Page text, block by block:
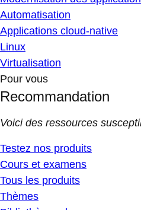
Automatisation
Applications cloud-native
Linux
Virtualisation
Pour vous
Recommandation
Voici des ressources
Testez nos produits
Cours et examens
Tous les produits
Thèmes